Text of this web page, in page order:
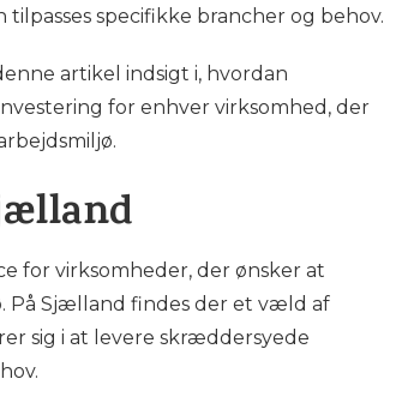
specifikke brancher og behov.
artikel indsigt i, hvordan
for enhver virksomhed, der
for virksomheder, der ønsker at
På Sjælland findes der et væld af
sig i at levere skræddersyede